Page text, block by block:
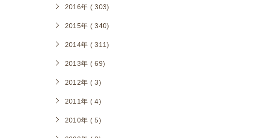
2016年 ( 303)
2015年 ( 340)
2014年 ( 311)
2013年 ( 69)
2012年 ( 3)
2011年 ( 4)
2010年 ( 5)